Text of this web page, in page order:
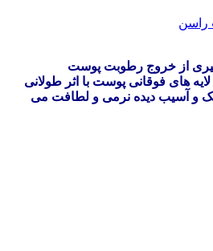
راسن
از خروج رطوبت پوست
های فوقانی پوست با اثر طولانی
و آسیب دیده نرمی و لطافت می